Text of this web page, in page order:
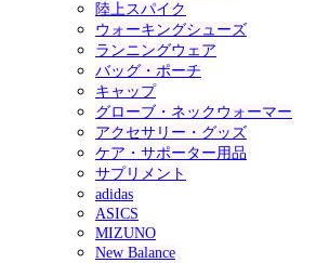
陸上スパイク
ウォーキングシューズ
ランニングウェア
バッグ・ポーチ
キャップ
グローブ・ネックウォーマー
アクセサリー・グッズ
ケア・サポーター用品
サプリメント
adidas
ASICS
MIZUNO
New Balance